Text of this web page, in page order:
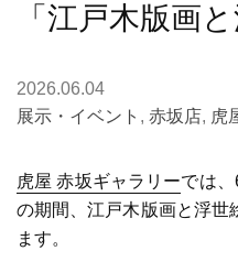
「江戸木版画
2026.06.04
展示・イベント , 赤坂店, 虎
虎屋 赤坂ギャラリーでは
の期間、江戸木版画と浮世
ます。